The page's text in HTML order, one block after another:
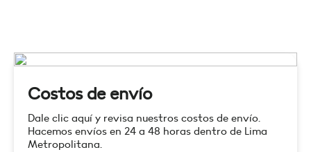
Costos de envío
Dale clic aquí y revisa nuestros costos de envío.
Hacemos envíos en 24 a 48 horas dentro de Lima
Metropolitana.